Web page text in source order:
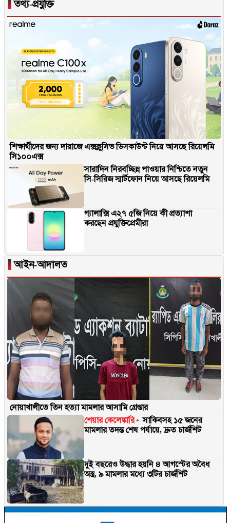
▐তথ্য-প্রযুক্তি
শিক্ষার্থীদের জন্য দারাজে এক্সক্লুসিভ ডিসকাউন্ট নিয়ে আসছে রিয়েলমি
সি১০০এক্স
সারাদিন নিরবচ্ছিন্ন পাওয়ার নিশ্চিতে নতুন
সি-সিরিজ স্মার্টফোন নিয়ে আসছে রিয়েলমি
গ্যালাক্সি এ২৭ ৫জি নিয়ে কী প্রত্যাশা
করছেন প্রযুক্তিপ্রেমীরা
▐আইন-আদালত
নোয়াখালীতে তিন হত্যা মামলার আসামি গ্রেপ্তার
শেয়ার কেলেঙ্কারি
সাকিবসহ ১৫ জনের
মামলার তদন্ত শেষ পর্যায়ে, দ্রুত চার্জশিট
দুই বছরেও উদ্ধার হয়নি ৪ আগস্টের অবৈধ
অস্ত্র, ৯ মামলার মধ্যে ৩টির চার্জশিট